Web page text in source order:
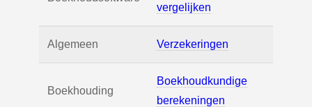
vergelijken
Algemeen Verzekeringen
Boekhouding
Boekhoudkundige
berekeningen